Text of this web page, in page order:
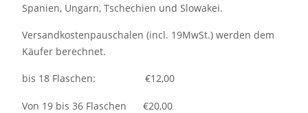
Spanien, Ungarn, Tschechien und Slowakei.
Versandkostenpauschalen (incl. 19MwSt.) werden dem
Käufer berechnet.
bis 18 Flaschen: €12,00
Von 19 bis 36 Flaschen €20,00